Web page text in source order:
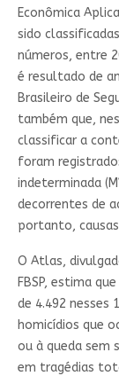
Econômica
sido
números, entre
é resultado de
Brasileiro de
também que,
classificar a
foram
indeterminada
decorrentes de
portanto,
O Atlas,
FBSP, estima
de 4.492 nesses
homicídios que
ou à queda sem
em tragédias